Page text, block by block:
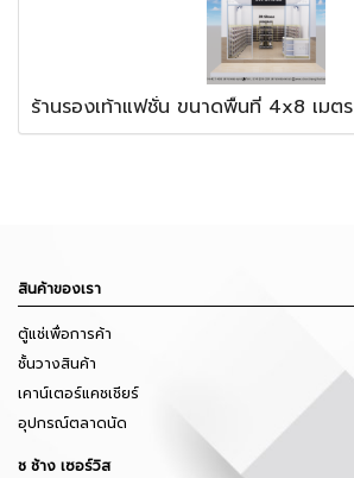
ร้านรองเท้าแฟชั่น ขนาดพื้นที่ 4x8 เมตร
สินค้าของเรา
ตู้แช่เพื่อการค้า
ชั้นวางสินค้า
เคาน์เตอร์แคชเชียร์
อุปกรณ์ตลาดนัด
ช ช้าง เซอร์วิส